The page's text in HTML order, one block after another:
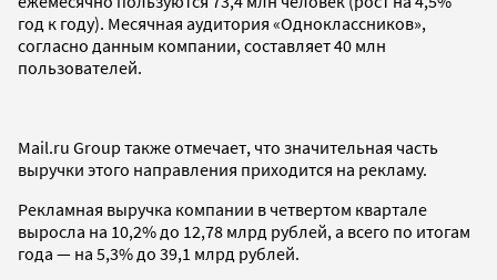
год к году). Месячная аудитория «Одноклассников»,
согласно данным компании, составляет 40 млн
пользователей.
Mail.ru Group также отмечает, что значительная часть
выручки этого направления приходится на рекламу.
Рекламная выручка компании в четвертом квартале
выросла на 10,2% до 12,78 млрд рублей, а всего по итогам
года — на 5,3% до 39,1 млрд рублей.